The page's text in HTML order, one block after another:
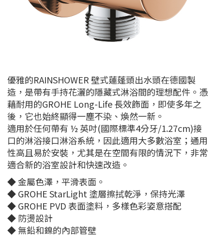
優雅的RAINSHOWER 壁式蓮蓬頭出水頭在德國製
造，是帶有手持花灑的隱藏式淋浴間的理想配件。憑
藉耐用的GROHE Long-Life 長效飾面，即使多年之
後，它也始終顯得一塵不染、煥然一新。
適用於任何帶有 ½ 英吋(國際標準4分牙/1.27cm)接
口的淋浴接口淋浴系統，因此適用大多數浴室；通用
性高且易於安裝，尤其是在空間有限的情況下，非常
適合新的浴室設計和快速改造。
◆ 金屬色澤，平滑表面。
◆ GROHE StarLight 塗層擦拭乾淨，保持光澤
◆ GROHE PVD 表面塗料，多樣色彩姿意搭配
◆ 防燙設計
◆ 無鉛和鎳的內部管壁